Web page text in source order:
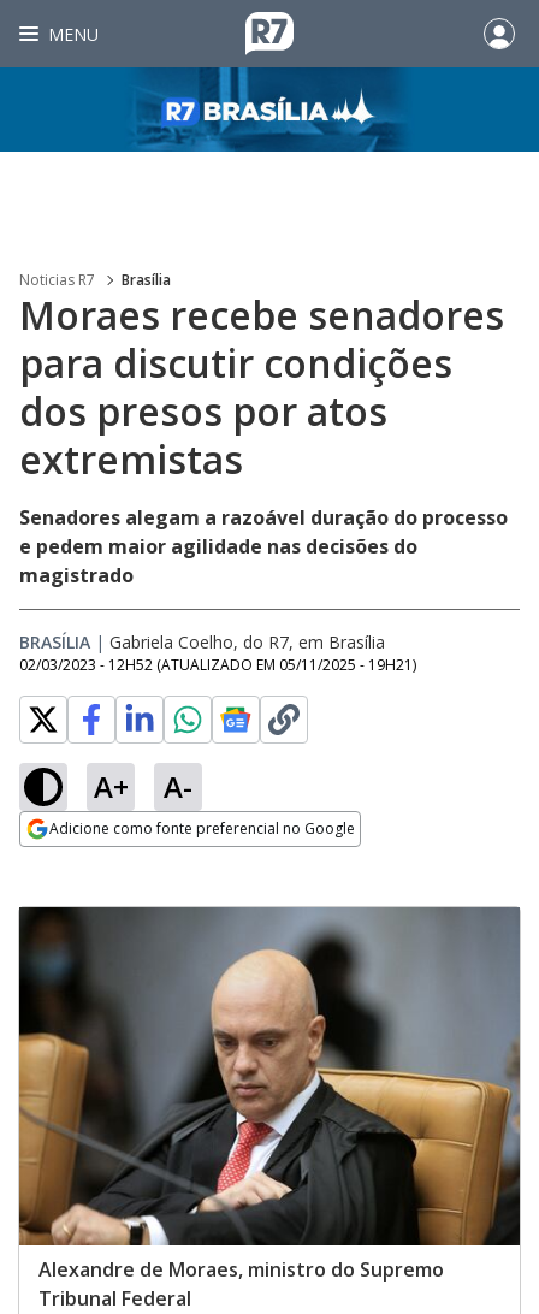
MENU
Noticias R7 Brasília
Moraes recebe senadores
para discutir condições
dos presos por atos
extremistas
Senadores alegam a razoável duração do processo
e pedem maior agilidade nas decisões do
magistrado
BRASÍLIA | Gabriela Coelho, do R7, em Brasília
02/03/2023 - 12H52 (ATUALIZADO EM 05/11/2025 - 19H21)
A+ A-
Adicione como fonte preferencial no Google
Alexandre de Moraes, ministro do Supremo
Tribunal Federal